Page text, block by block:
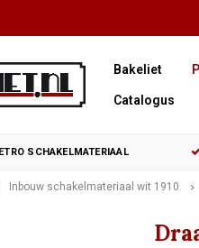
Bakeliet
Catalogus
SCHAKELMATERIAAL
Inbouw schakelmateriaal wit 1910